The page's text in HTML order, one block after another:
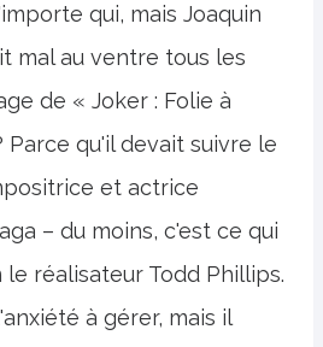
qui, mais Joaquin
mal au ventre tous les
de « Joker : Folie à
Parce qu'il devait suivre le
et actrice
– du moins, c'est ce qui
le réalisateur Todd Phillips.
à gérer, mais il